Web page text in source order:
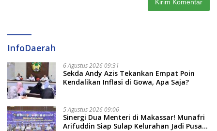
InfoDaerah
6 Agustus 2026 09:31
Sekda Andy Azis Tekankan Empat Poin
Kendalikan Inflasi di Gowa, Apa Saja?
5 Agustus 2026 09:06
Sinergi Dua Menteri di Makassar! Munafri
Arifuddin Siap Sulap Kelurahan Jadi Pusat